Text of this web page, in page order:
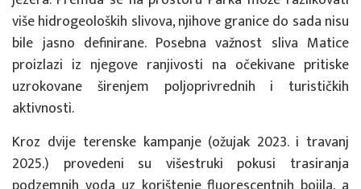
više hidrogeoloških slivova, njihove granice do sada nisu
bile jasno definirane. Posebna važnost sliva Matice
proizlazi iz njegove ranjivosti na očekivane pritiske
uzrokovane širenjem poljoprivrednih i turističkih
aktivnosti.
Kroz dvije terenske kampanje (ožujak 2023. i travanj
2025.) provedeni su višestruki pokusi trasiranja